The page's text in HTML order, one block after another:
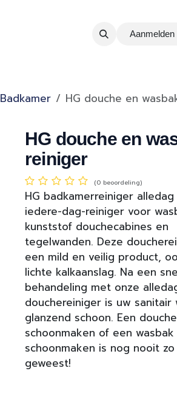
Aanmelden
Badkamer HG douche en
HG douche en
reiniger
(0 beoordeling)
HG badkamerreiniger
iedere-dag-reiniger voor
kunststof douchecabines en
tegelwanden. Deze
een mild en veilig product,
lichte kalkaanslag. Na een
behandeling met onze
douchereiniger is uw sanitair
glanzend schoon. Een
schoonmaken of een wasbak
schoonmaken is nog nooit
geweest!